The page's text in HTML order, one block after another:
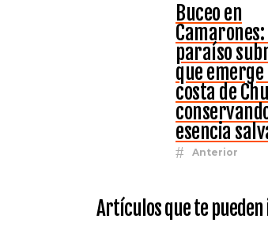
Buceo en
paraíso
que emerge
costa de
esencia
Anterior
Artículos que te